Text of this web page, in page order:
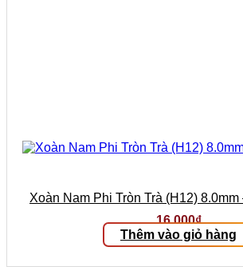
Xoàn Nam Phi Tròn Trà (H12)
16.000₫
Thêm vào giỏ hàng